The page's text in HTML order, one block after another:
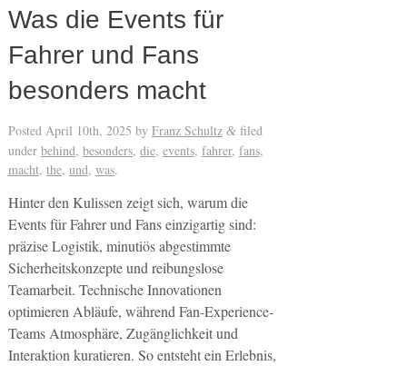
Was die Events für
Fahrer und Fans
besonders macht
Posted April 10th, 2025 by Franz Schultz &filed
under behind, besonders, die, events, fahrer, fans,
macht, the, und, was.
Hinter den Kulissen zeigt sich, warum die
Events für Fahrer und Fans einzigartig sind:
präzise Logistik, minutiös abgestimmte
Sicherheitskonzepte und reibungslose
Teamarbeit. Technische Innovationen
optimieren Abläufe, während Fan-Experience-
Teams Atmosphäre, Zugänglichkeit und
Interaktion kuratieren. So entsteht ein Erlebnis,